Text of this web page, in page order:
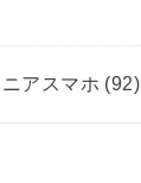
アスマホ (92)